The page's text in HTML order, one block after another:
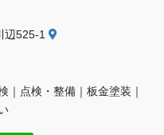
辺525-1
｜点検・整備｜板金塗装｜